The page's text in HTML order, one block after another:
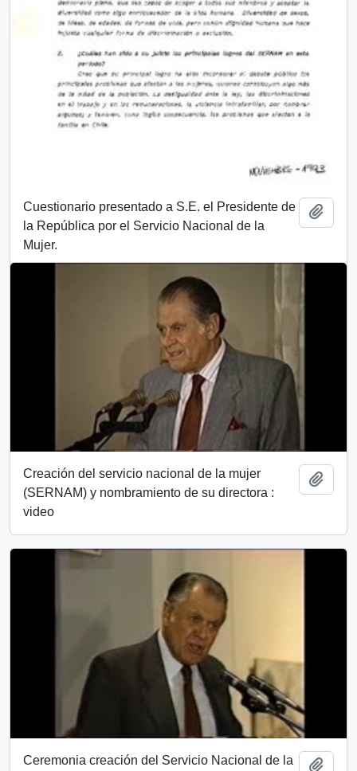
Cuestionario presentado a S.E. el Presidente de
la República por el Servicio Nacional de la
Mujer.
Creación del servicio nacional de la mujer
(SERNAM) y nombramiento de su directora :
video
Ceremonia creación del Servicio Nacional de la